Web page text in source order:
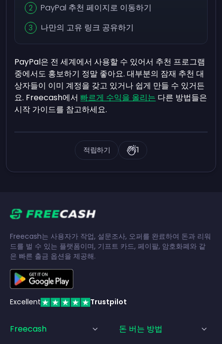
PayPal 추천 페이지로 이동하기
나만의 고유 링크 공유하기
PayPal은 전 세계에서 사용할 수 있어서 추천 프로그램
중에서도 홍보하기 정말 좋아요. 대부분의 잠재 추천 대
상자들이 이미 계정을 갖고 있거나 쉽게 만들 수 있거든
요. Freecash에서 빠르게 수익을 올리는 다른 방법들은
시작 가이드를 참고하세요.
적립하기 1
Freecash는 사용자가 작업, 설문조사, 오퍼를 완료하여 돈과 리워
드를 벌 수 있는 플랫폼이며, 기프트 카드, 페이팔, 암호화폐와 같
은 빠른 출금 옵션을 제공해.
Excellent Trustpilot
Freecash 돈 버는 방법